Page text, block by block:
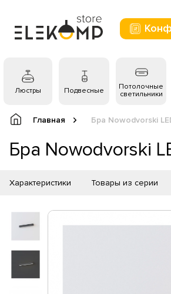
Люстры Подвесные
Потолочные
светильники
Главная Бра Nowodvorski
Бра Nowodvorski
Характеристики Товары из серии